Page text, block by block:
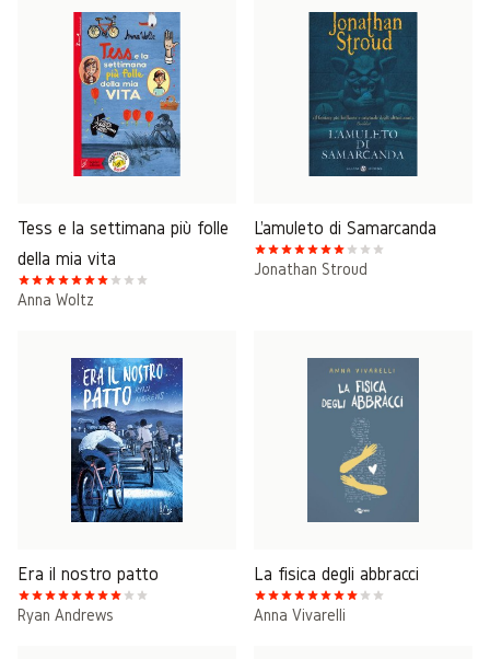
Tess e la settimana più folle
della mia vita
Anna Woltz
L'amuleto di Samarcanda
Jonathan Stroud
Era il nostro patto
Ryan Andrews
La fisica degli abbracci
Anna Vivarelli